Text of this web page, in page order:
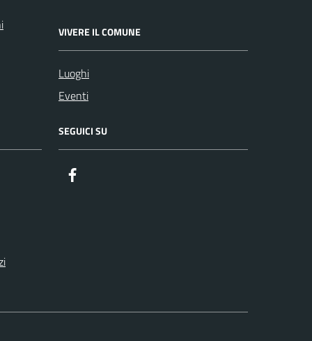
VIVERE IL COMUNE
Luoghi
Eventi
SEGUICI SU